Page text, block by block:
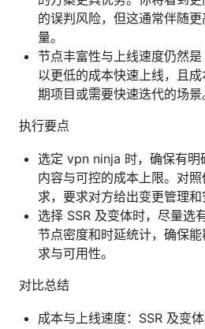
的误判风险，但这通常伴随
量。
节点丰富性与上线速度仍然
以更低的成本快速上线，且
期项目或需要快速迭代的场景
执行要点
选定 vpn ninja 时，确保有明
内容与可控的成本上限。对
求，要求对方给出变更管理和
选择 SSR 及变体时，尽量选
节点密度和时延统计，确保
求与可用性。
对比总结
成本与上线速度：SSR 及变